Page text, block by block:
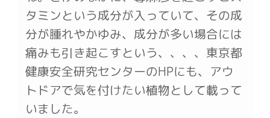
タミンという成分が入っていて、その成
分が腫れやかゆみ、成分が多い場合には
痛みも引き起こすという、、、、東京都
健康安全研究センターのHPにも、アウ
トドアで気を付けたい植物として載って
いました。